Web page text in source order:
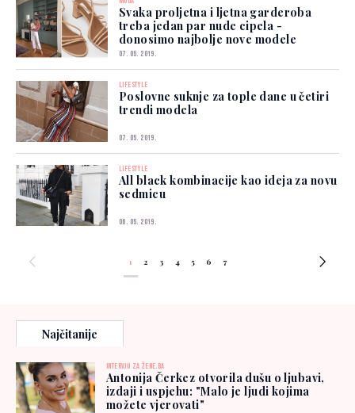
Svaka proljetna i ljetna garderoba
treba jedan par nude cipela -
donosimo najbolje nove modele
07. 05. 2019.
LIFESTYLE
Poslovne suknje za tople dane u četiri
trendi modela
07. 05. 2019.
LIFESTYLE
All black kombinacije kao ideja za novu
sedmicu
06. 05. 2019.
1 2 3 4 5 6 7
Najčitanije
INTERVJU ZA ŽENE.BA
Antonija Čerkez otvorila dušu o ljubavi,
izdaji i uspjehu: "Malo je ljudi kojima
možete vjerovati"